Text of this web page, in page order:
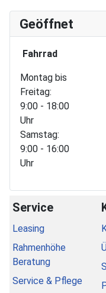
Geöffnet
Fahrrad
Montag bis
Freitag:
9:00 - 18:00
Uhr
Samstag:
9:00 - 16:00
Uhr
Service
Leasing
Rahmenhöhe
Beratung
Service & Pflege